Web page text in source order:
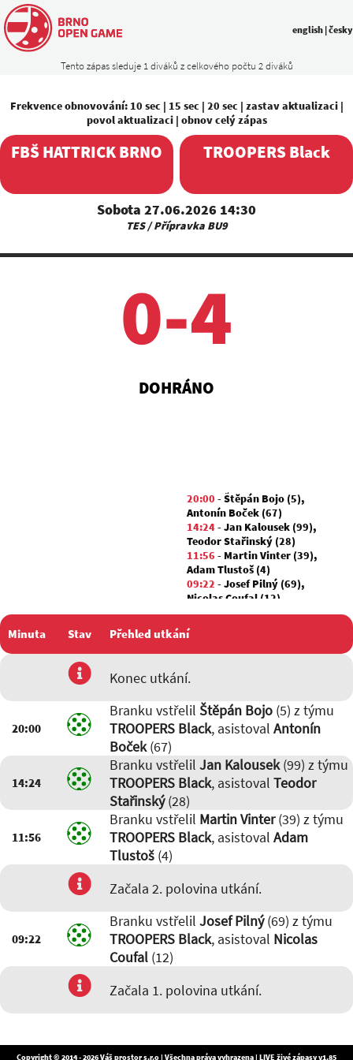
Tento zápas sleduje 1 diváků z celkového počtu 2 diváků
english |česky
Frekvence obnovování: 10 sec | 15 sec | 20 sec | zastav aktualizaci|
povol aktualizaci| obnov celý zápas
FBŠ HATTRICK BRNO
Sobota 27.06.2026 14:30
TES / Přípravka BU9
TROOPERS Black
0-4
DOHRÁNO
20:00 -Štěpán Bojo (5),
Antonín Boček (67)
14:24-Jan Kalousek (99),
Teodor Stařinský (28)
11:56 - Martin Vinter (39),
Adam Tlustoš (4)
09:22 -Josef Pilný (69),
Nicolas Coufal (12)
Minuta Stav Přehled utkání
Konec utkání.
20:00
Branku vstřelil Štěpán Bojo(5) z týmu
TROOPERS Black, asistoval Antonín
Boček(67)
14:24
Branku vstřelil Jan Kalousek(99) z týmu
TROOPERS Black, asistoval Teodor
Stařinský(28)
11:56
Branku vstřelil Martin Vinter(39) z týmu
TROOPERS Black, asistoval Adam
Tlustoš(4)
Začala 2. polovina utkání.
09:22
Branku vstřelil Josef Pilný(69) z týmu
TROOPERS Black, asistoval Nicolas
Coufal(12)
Začala 1. polovina utkání.
Copyright © 2014 - 2026Váš prostor s.r.o| Všechna práva vyhrazena | LIVE živé zápasy v1.85